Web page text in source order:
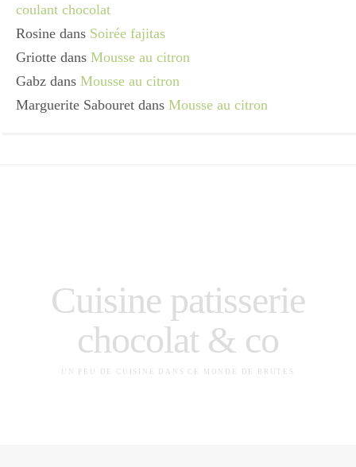
coulant chocolat
Rosine dans Soirée fajitas
Griotte dans Mousse au citron
Gabz dans Mousse au citron
Marguerite Sabouret dans Mousse au citron
Cuisine patisserie
chocolat & co
UN PEU DE CUISINE DANS CE MONDE DE BRUTES